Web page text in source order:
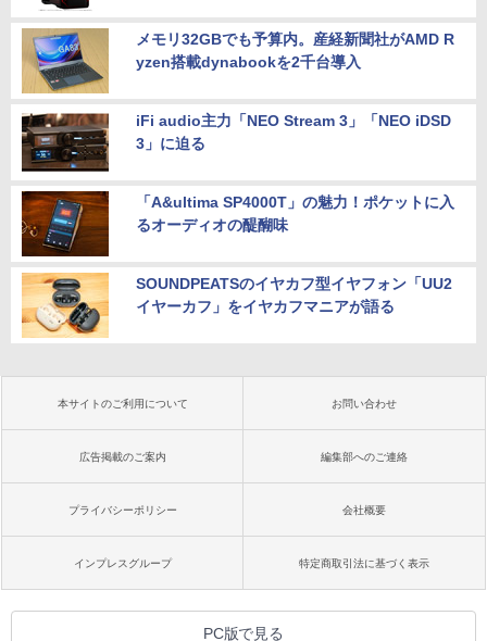
メモリ32GBでも予算内。産経新聞社がAMD R
yzen搭載dynabookを2千台導入
iFi audio主力「NEO Stream 3」「NEO iDSD
3」に迫る
「A&ultima SP4000T」の魅力！ポケットに入
るオーディオの醍醐味
SOUNDPEATSのイヤカフ型イヤフォン「UU2
イヤーカフ」をイヤカフマニアが語る
本サイトのご利用について お問い合わせ
広告掲載のご案内 編集部へのご連絡
プライバシーポリシー 会社概要
インプレスグループ 特定商取引法に基づく表示
PC版で見る